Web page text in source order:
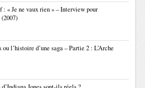
: « Je ne vaux rien » – Interview pour
ou l’histoire d’une saga – Partie 2 : L’Arche